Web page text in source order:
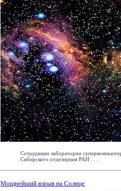
Сотрудники лаборатории
Сибирского отделерния РАН . . .
Мощнейший взрыв на Солнце